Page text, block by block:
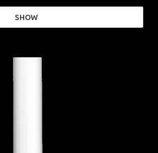
SHOW